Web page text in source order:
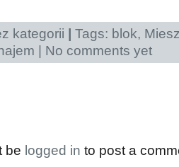
kategorii Tags: blok,
No comments yet
be logged in to post a